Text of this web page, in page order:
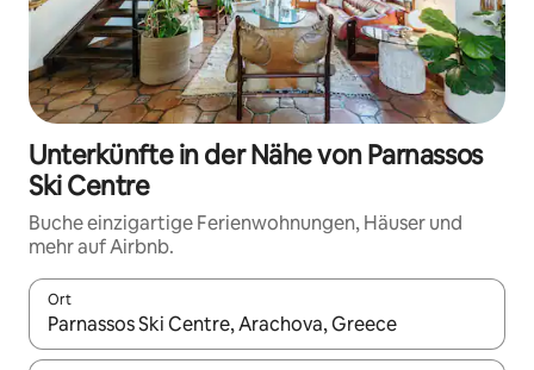
Unterkünfte in der Nähe von Parnassos
Ski Centre
Buche einzigartige Ferienwohnungen, Häuser und
mehr auf Airbnb.
Ort
Wenn Ergebnisse verfügbar sind, navigiere mit den